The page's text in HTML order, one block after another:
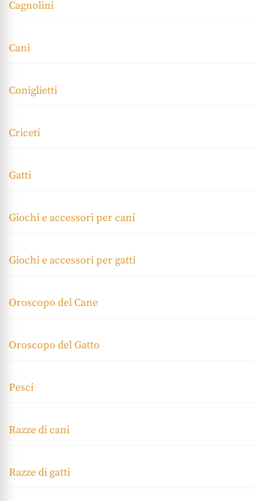
Cagnolini
Cani
Coniglietti
Criceti
Gatti
Giochi e accessori per cani
Giochi e accessori per gatti
Oroscopo del Cane
Oroscopo del Gatto
Pesci
Razze di cani
Razze di gatti